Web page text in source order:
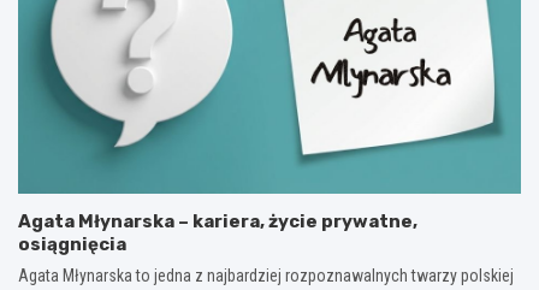
Agata Młynarska – kariera, życie prywatne,
osiągnięcia
Agata Młynarska to jedna z najbardziej rozpoznawalnych twarzy polskiej